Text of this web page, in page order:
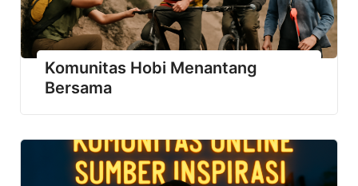
Komunitas Hobi Menantang
Bersama